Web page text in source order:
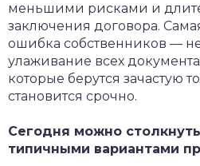
меньшими рисками и
заключения договора.
ошибка собственников —
улаживание всех
которые берутся зачастую
становится срочно.
Сегодня можно
типичными вариантами